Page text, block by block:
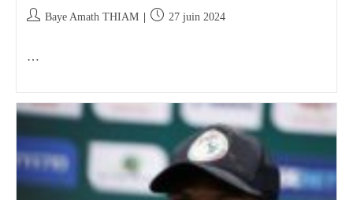
Baye Amath THIAM 27 juin 2024
…